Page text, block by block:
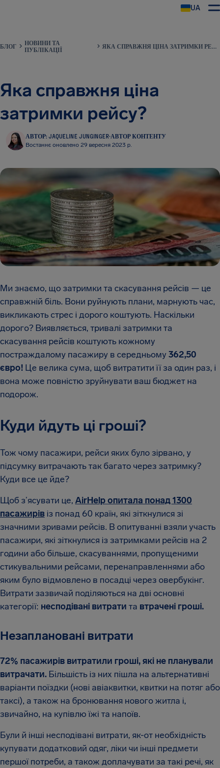
UA
БЛОГ
НОВИНИ ТА
ПУБЛІКАЦІЇ
ЯКА СПРАВЖНЯ ЦІНА ЗАТРИМКИ РЕЙСУ?
Яка справжня ціна
затримки рейсу?
АВТОР: JAQUELINE JUNGINGER·АВТОР КОНТЕНТУ
Востаннє оновлено 29 вересня 2023 р.
Ми знаємо, що затримки та скасування рейсів — це
справжній біль. Вони руйнують плани, марнують час,
викликають стрес і дорого коштують. Наскільки
дорого? Виявляється, тривалі затримки та
скасування рейсів коштують кожному
постраждалому пасажиру в середньому362,50
євро! Це велика сума, щоб витратити її за один раз, і
вона може повністю зруйнувати ваш бюджет на
подорож.
Куди йдуть ці гроші?
Тож чому пасажири, рейси яких було зірвано, у
підсумку витрачають так багато через затримку?
Куди все це йде?
Щоб з’ясувати це, AirHelp опитала понад 1300
пасажирів із понад 60 країн, які зіткнулися зі
значними зривами рейсів. В опитуванні взяли участь
пасажири, які зіткнулися із затримками рейсів на 2
години або більше, скасуваннями, пропущеними
стикувальними рейсами, перенаправленнями або
яким було відмовлено в посадці через овербукінг.
Витрати зазвичай поділяються на дві основні
категорії: несподівані витрати та втрачені гроші.
Незаплановані витрати
72% пасажирів витратили гроші, які не планували
витрачати. Більшість із них пішла на альтернативні
варіанти поїздки (нові авіаквитки, квитки на потяг або
таксі), а також на бронювання нового житла і,
звичайно, на купівлю їжі та напоїв.
Були й інші несподівані витрати, як-от необхідність
купувати додатковий одяг, ліки чи інші предмети
першої потреби, а також доплачувати за такі речі, як